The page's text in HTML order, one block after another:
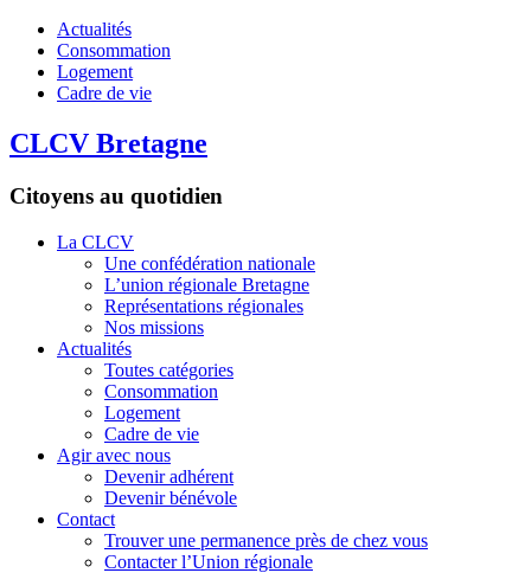
Actualités
Consommation
Logement
Cadre de vie
CLCV Bretagne
Citoyens au quotidien
La CLCV
Une confédération nationale
L’union régionale Bretagne
Représentations régionales
Nos missions
Actualités
Toutes catégories
Consommation
Logement
Cadre de vie
Agir avec nous
Devenir adhérent
Devenir bénévole
Contact
Trouver une permanence près de chez vous
Contacter l’Union régionale